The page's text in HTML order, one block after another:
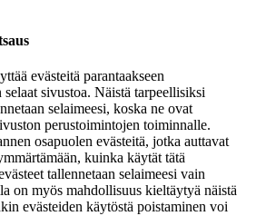
evästeitä parantaakseen
sivustoa. Näistä tarpeellisiksi
selaimeesi, koska ne ovat
perustoimintojen toiminnalle.
osapuolen evästeitä, jotka auttavat
kuinka käytät tätä
tallennetaan selaimeesi vain
on myös mahdollisuus kieltäytyä näistä
evästeiden käytöstä poistaminen voi